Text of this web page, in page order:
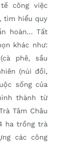
công việc
tìm hiểu quy
hoàn… Tất
khác như:
phê, sầu
(núi đồi,
sống của
thành từ
Tâm Châu
ha trồng trà
các công